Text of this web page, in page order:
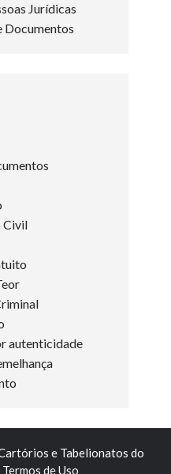
Jurídicas
Documentos
Civil
autenticidade
e Tabelionatos do
Termos de Uso